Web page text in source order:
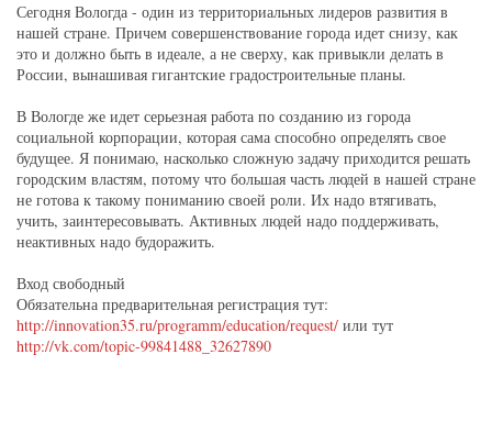
Сегодня Вологда - один из территориальных лидеров развития в
нашей стране. Причем совершенствование города идет снизу, как
это и должно быть в идеале, а не сверху, как привыкли делать в
России, вынашивая гигантские градостроительные планы.
В Вологде же идет серьезная работа по созданию из города
социальной корпорации, которая сама способно определять свое
будущее. Я понимаю, насколько сложную задачу приходится решать
городским властям, потому что большая часть людей в нашей стране
не готова к такому пониманию своей роли. Их надо втягивать,
учить, заинтересовывать. Активных людей надо поддерживать,
неактивных надо будоражить.
Вход свободный
Обязательна предварительная регистрация тут:
http://innovation35.ru/programm/education/request/ или тут
http://vk.com/topic-99841488_32627890